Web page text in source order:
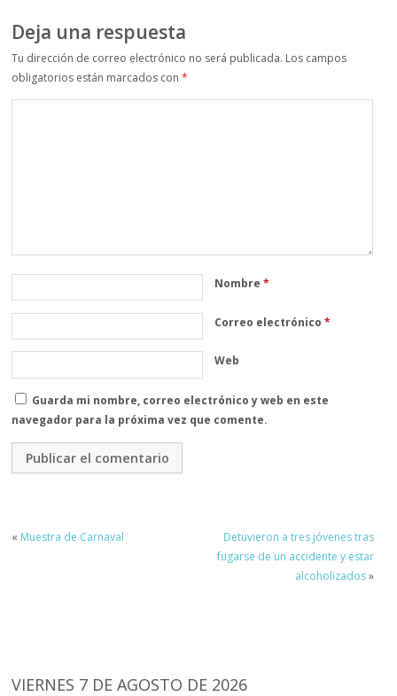
Deja una respuesta
Tu dirección de correo electrónico no será publicada. Los campos
obligatorios están marcados con*
Nombre*
Correo electrónico*
Web
Guarda mi nombre, correo electrónico y web en este
navegador para la próxima vez que comente.
« Muestra de Carnaval
Detuvieron a tres jóvenes tras
fugarse de un accidente y estar
alcoholizados»
VIERNES 7 DE AGOSTO DE 2026